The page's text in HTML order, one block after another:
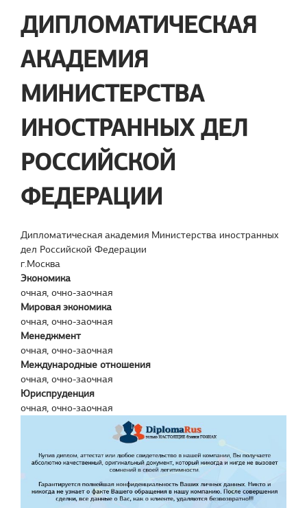
ДИПЛОМАТИЧЕСКАЯ
АКАДЕМИЯ
МИНИСТЕРСТВА
ИНОСТРАННЫХ ДЕЛ
РОССИЙСКОЙ
ФЕДЕРАЦИИ
Дипломатическая академия Министерства иностранных
дел Российской Федерации
г.Москва
Экономика
очная, очно-заочная
Мировая экономика
очная, очно-заочная
Менеджмент
очная, очно-заочная
Международные отношения
очная, очно-заочная
Юриспруденция
очная, очно-заочная